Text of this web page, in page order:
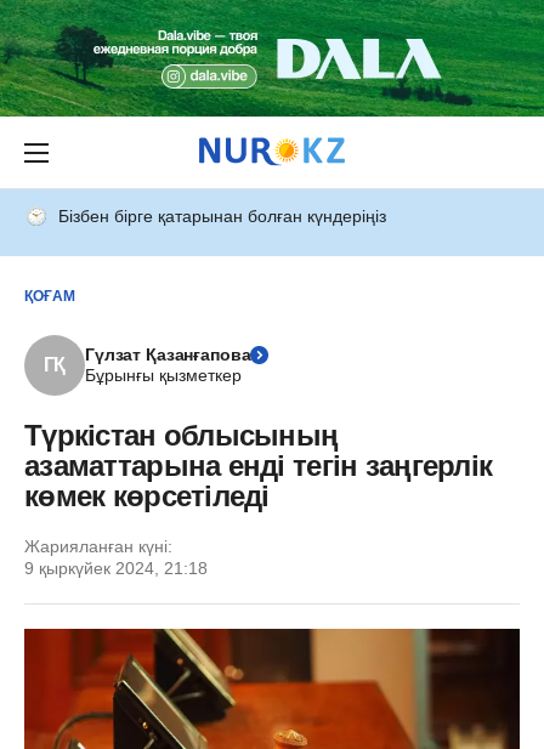
Бізбен бірге қатарынан болған күндеріңіз
ҚОҒАМ
ГҚ
Гүлзат Қазанғапова
Бұрынғы қызметкер
Түркістан облысының
азаматтарына енді тегін заңгерлік
көмек көрсетіледі
Жарияланған күні:
9 қыркүйек 2024, 21:18